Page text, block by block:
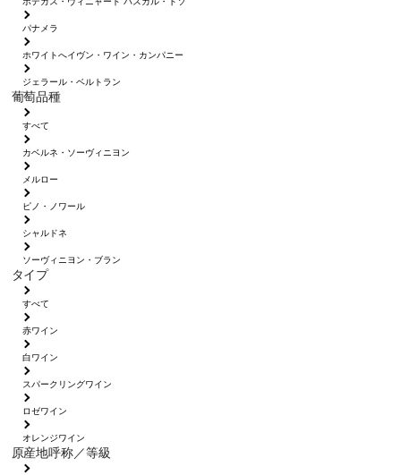
パナメラ
ホワイトへイヴン・ワイン・カンパニー
ジェラール・ベルトラン
葡萄品種
すべて
カベルネ・ソーヴィニヨン
メルロー
ピノ・ノワール
シャルドネ
ソーヴィニヨン・ブラン
タイプ
すべて
赤ワイン
白ワイン
スパークリングワイン
ロゼワイン
オレンジワイン
原産地呼称／等級